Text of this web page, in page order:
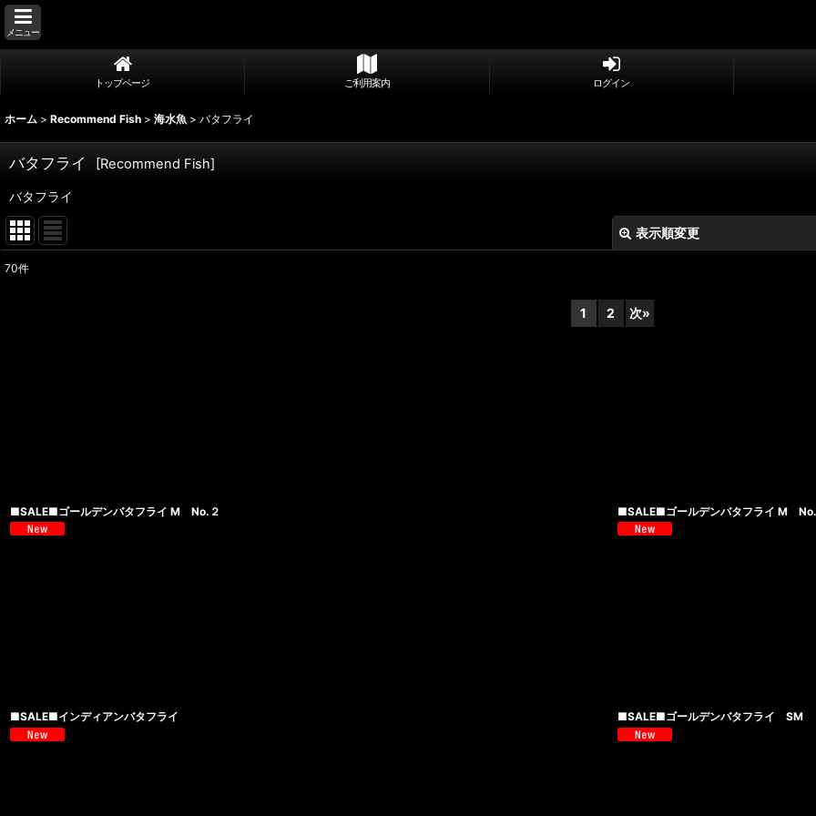
メニュー
トップページ ご利用案内 ログイン
ホーム > Recommend Fish > 海水魚 > バタフライ
バタフライ [Recommend Fish]
バタフライ
表示順変更
70件
1 2 次»
■SALE■ゴールデンバタフライ M No.２ ■SALE■ゴールデンバタフライ M
■SALE■インディアンバタフライ ■SALE■ゴールデンバタフライ SM